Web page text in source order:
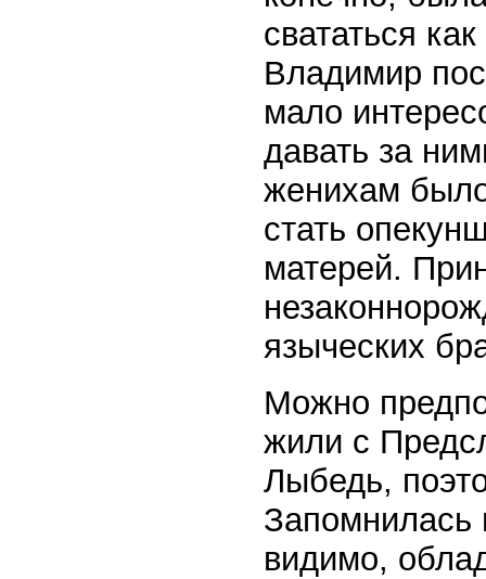
свататься
Владимир
мало
давать за
женихам
стать
матерей.
языческих
Можно
жили с
Лыбедь,
Запомнилась
видимо,